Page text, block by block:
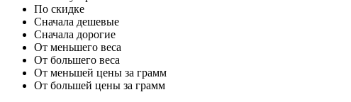
По скидке
Сначала дешевые
Сначала дорогие
От меньшего веса
От большего веса
От меньшей цены за грамм
От большей цены за грамм